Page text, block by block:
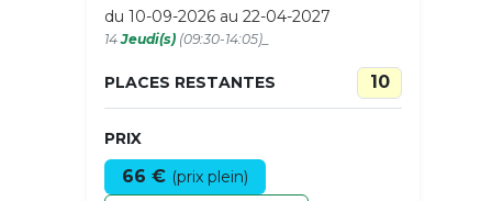
du 10-09-2026 au 22-04-2027
14Jeudi(s) (09:30-14:05)_
PLACES RESTANTES 10
PRIX
66 € (prix plein)